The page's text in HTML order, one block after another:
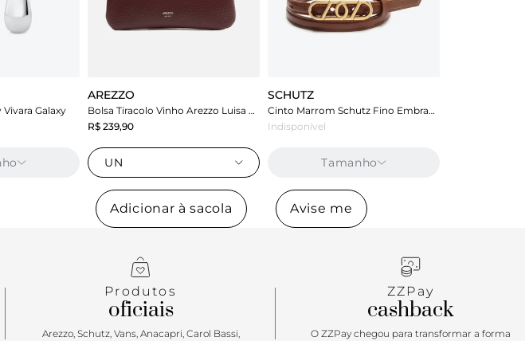
Galaxy
AREZZO
Bolsa Tiracolo Vinho Arezzo Luisa Pequena
R$ 239,90
UN
Adicionar à sacola
SCHUTZ
Cinto Marrom Schutz Fino Embrace Couro
Indisponível
Tamanho
Avise me
Produtos
oficiais
Arezzo, Schutz, Vans, Anacapri, Carol Bassi,
ZZPay
cashback
O ZZPay chegou para transformar a forma